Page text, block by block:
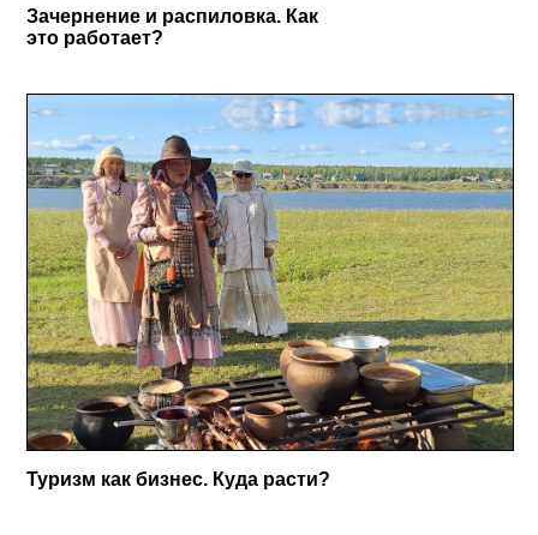
Зачернение и распиловка. Как
это работает?
Туризм как бизнес. Куда расти?